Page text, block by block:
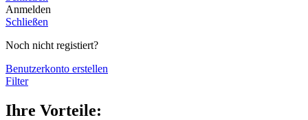
Anmelden
Schließen
Noch nicht registiert?
Benutzerkonto erstellen
Filter
Ihre Vorteile: